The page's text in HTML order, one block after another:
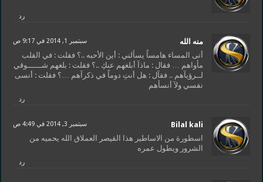
رد
منه الله سبتمبر 1, 2014 في 9:17 ص
أتى المساء هامساً يسألني : أين الأحبه ..؟ فقلت : في القلب
مأواهم … فقال : ماذآ أبلغهم عنكِ ..؟ فقلت : بلغهم شــــــوقي
لــرؤيآهم .. فقآل : هل أنتِ دوماً في ذكرآهم …؟ فقلت : أنسى
نفسي ولآ أنسأهم
رد
Bilal kali سبتمبر 3, 2014 في 4:49 ص
اسطورة من الاساطير هذا القيصر العملاق الله يحميه من
الشرور ويطول عمره
رد